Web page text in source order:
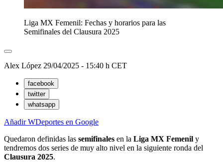
Liga MX Femenil: Fechas y horarios para las
Semifinales del Clausura 2025
Alex López 29/04/2025 - 15:40 h CET
facebook
twitter
whatsapp
Añadir WDeportes en Google
Quedaron definidas las semifinales en la Liga MX Femenil y
tendremos dos series de muy alto nivel en la siguiente ronda del
Clausura 2025.